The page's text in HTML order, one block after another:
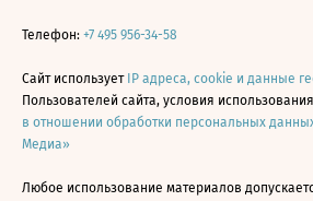
Телефон: +7 495 956-34-58
Сайт использует IP адреса, cookie и данные
Пользователей сайта, условия
в отношении обработки персональных
Медиа»
Любое использование материалов